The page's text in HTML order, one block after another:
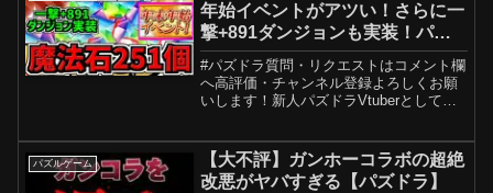
年始イベントがアツい！さらに一
撃+891ダンジョンも実装！パズ
ドラ最新情報解説！【パズドラ】
#パズドラ質問・リクエストはコメント欄
へ高評価・チャンネル登録よろしくお願
いします！新人パズドラVtuberとしてデ
供：株式会社アイ...
パズルゲーム
【大不評】ガンホーコラボの超絶
改悪がヤバすぎる【パズドラ】